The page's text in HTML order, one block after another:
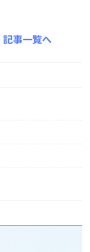
記事一覧へ